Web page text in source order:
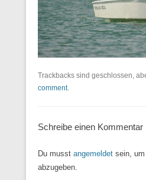
Trackbacks sind geschlossen,
comment.
Schreibe einen Kommentar
Du musst angemeldet sein,
abzugeben.